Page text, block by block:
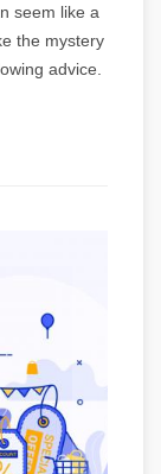
seem like a
the mystery
advice.